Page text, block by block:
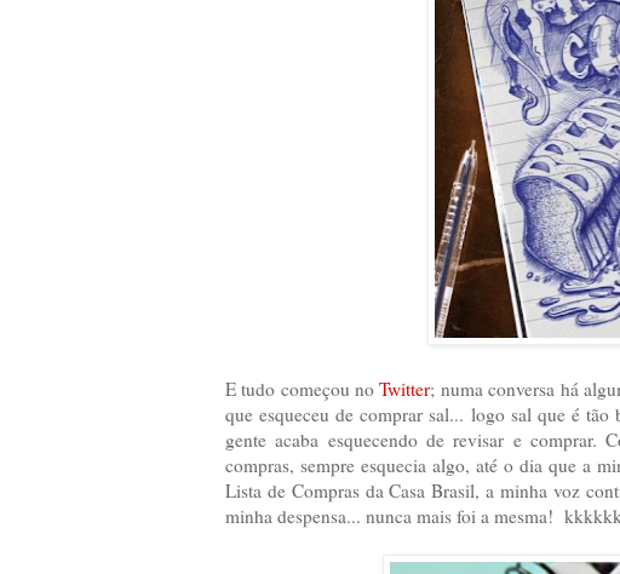
E tudo começou noTwitter; numa conversa há
que esqueceu de comprar sal... logo sal que é
gente acaba esquecendo de revisar e comprar.
compras, sempre esquecia algo, até o dia que a
Lista de Compras da Casa Brasil, a minha voz
minha despensa... nunca mais foi a mesma!